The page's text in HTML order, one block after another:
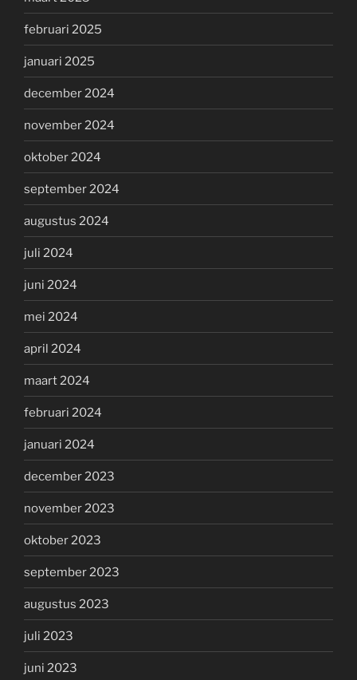
februari 2025
januari 2025
december 2024
november 2024
oktober 2024
september 2024
augustus 2024
juli 2024
juni 2024
mei 2024
april 2024
maart 2024
februari 2024
januari 2024
december 2023
november 2023
oktober 2023
september 2023
augustus 2023
juli 2023
juni 2023